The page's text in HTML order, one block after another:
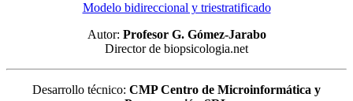
Modelo bidireccional y triestratificado
Autor: Profesor G. Gómez-Jarabo
Director de biopsicologia.net
Desarrollo técnico: CMP Centro de Microinformática y